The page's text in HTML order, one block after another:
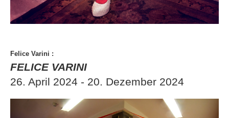
Felice Varini :
FELICE VARINI
26. April 2024 - 20. Dezember 2024